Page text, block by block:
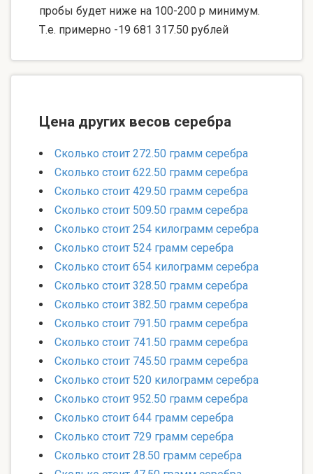
пробы будет ниже на 100-200 р минимум.
Т.е. примерно -19 681 317.50 рублей
Цена других весов серебра
Сколько стоит 272.50 грамм серебра
Сколько стоит 622.50 грамм серебра
Сколько стоит 429.50 грамм серебра
Сколько стоит 509.50 грамм серебра
Сколько стоит 254 килограмм серебра
Сколько стоит 524 грамм серебра
Сколько стоит 654 килограмм серебра
Сколько стоит 328.50 грамм серебра
Сколько стоит 382.50 грамм серебра
Сколько стоит 791.50 грамм серебра
Сколько стоит 741.50 грамм серебра
Сколько стоит 745.50 грамм серебра
Сколько стоит 520 килограмм серебра
Сколько стоит 952.50 грамм серебра
Сколько стоит 644 грамм серебра
Сколько стоит 729 грамм серебра
Сколько стоит 28.50 грамм серебра